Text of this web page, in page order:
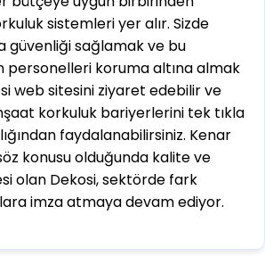
sistemleri yer alır. Sizde
güvenliği sağlamak ve bu
personelleri koruma altına almak
web sitesini ziyaret edebilir ve
korkuluk bariyerlerini tek tıkla
faydalanabilirsiniz. Kenar
konusu olduğunda kalite ve
olan Dekosi, sektörde fark
imza atmaya devam ediyor.